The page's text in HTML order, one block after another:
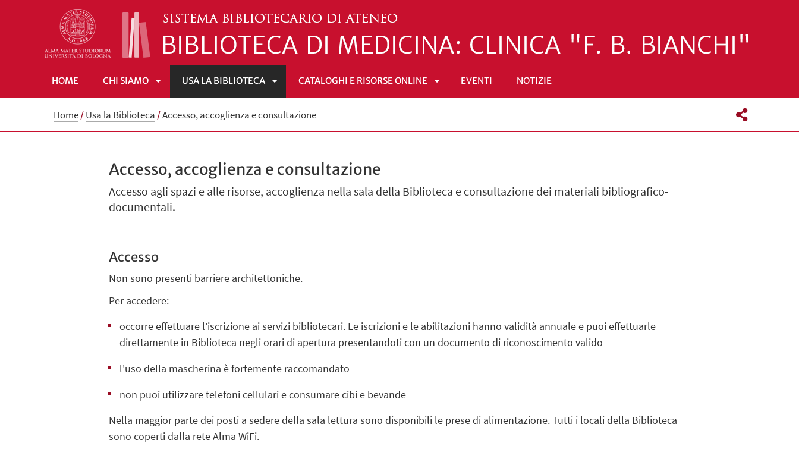
HOME CHI SIAMO
APRI
USA LA BIBLIOTECA
APRI
CATALOGHI E RISORSE ONLINE EVENTI NOTIZIE
Home/Usa la Biblioteca /Accesso, accoglienza e consultazione
Accesso, accoglienza e consultazione
Accesso agli spazi e alle risorse, accoglienza nella sala della Biblioteca e consultazione dei materiali bibliografico-
documentali.
Accesso
Non sono presenti barriere architettoniche.
Per accedere:
occorre effettuare l’iscrizione ai servizi bibliotecari. Le iscrizioni e le abilitazioni hanno validità annuale e puoi effettuarle
direttamente in Biblioteca negli orari di apertura presentandoti con un documento di riconoscimento valido
l'uso della mascherina è fortemente raccomandato
non puoi utilizzare telefoni cellulari e consumare cibi e bevande
Nella maggior parte dei posti a sedere della sala lettura sono disponibili le prese di alimentazione. Tutti i locali della Biblioteca
sono coperti dalla rete Alma WiFi.